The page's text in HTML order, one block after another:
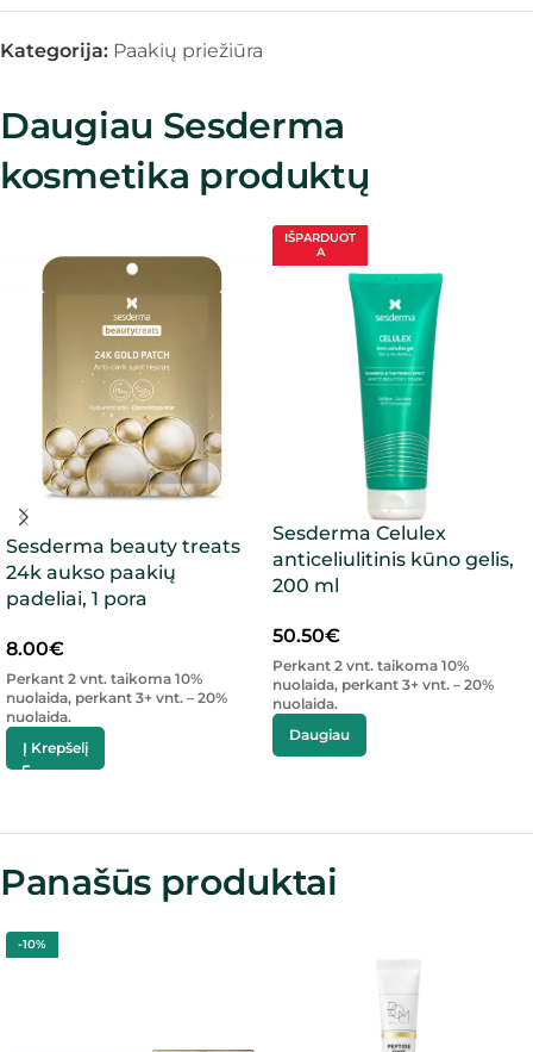
Kategorija: Paakių priežiūra
Daugiau Sesderma
kosmetika produktų
Sesderma beauty treats
24k aukso paakių
padeliai, 1 pora
8.00€
Perkant 2 vnt. taikoma 10%
nuolaida, perkant 3+ vnt. – 20%
nuolaida.
Į Krepšelį
IŠPARDUOT
A
Sesderma Celulex
anticeliulitinis kūno gelis,
200 ml
50.50€
Perkant 2 vnt. taikoma 10%
nuolaida, perkant 3+ vnt. – 20%
nuolaida.
Daugiau
Panašūs produktai
-10%